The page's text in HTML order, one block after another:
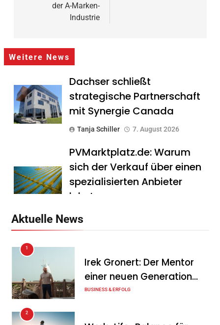
der A-Marken-
Industrie
Weitere News
Dachser schließt
strategische Partnerschaft
mit Synergie Canada
Tanja Schiller 7. August 2026
PVMarktplatz.de: Warum
sich der Verkauf über einen
spezialisierten Anbieter
lohnt
Mitarbeitergespräch pro
Jahr nichts verändert – und
was stattdessen
Verbindlichkeit schafft
Aktuelle News
1
Irek Gronert: Der Mentor
einer neuen Generation
von Unternehmern
BUSINESS & ERFOLG
2